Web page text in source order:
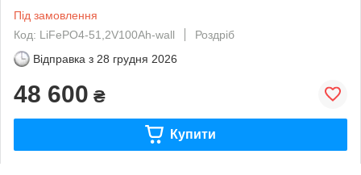
Під замовлення
Код: LiFePO4-51,2V100Ah-wall
Роздріб
Відправка з 28 грудня 2026
48 600 ₴
Купити